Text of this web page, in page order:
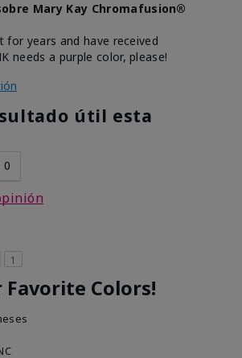
Mary Kay Chromafusion®
for years and have received
needs a purple color, please!
útil esta
0
1
Favorite Colors!